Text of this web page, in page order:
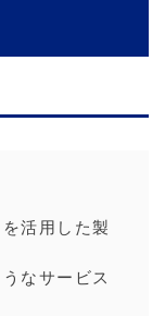
活用した製
なサービス